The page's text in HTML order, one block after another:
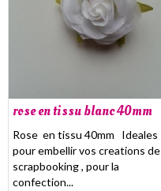
rose en tissu blanc 40mm
Rose en tissu 40mm Ideales
pour embellir vos creations de
scrapbooking , pour la
confection...